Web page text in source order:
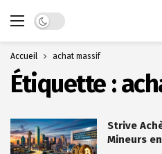
Dark mode
Accueil achat massif
Étiquette :
Strive
Mineurs